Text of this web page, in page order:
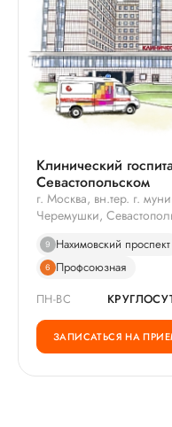
Клинический
Севастопольском
г. Москва, вн.тер. г.
Черемушки,
9 Нахимовский проспект
6
Профсоюзная
ПН-ВС
ЗАПИСАТЬСЯ НА